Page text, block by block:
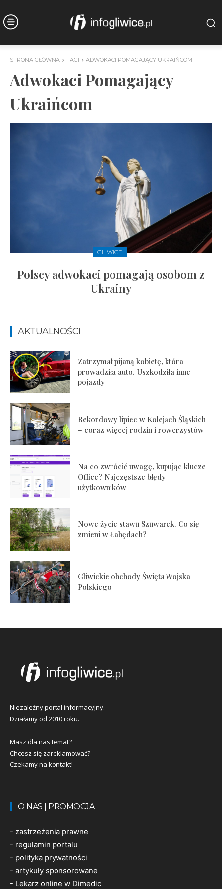
STRONA GŁÓWNA TAGI ADWOKACI POMAGAJĄCY UKRAIŃCOM
Adwokaci Pomagający
Ukraińcom
GLIWICE
Polscy adwokaci pomagają osobom z
Ukrainy
AKTUALNOŚCI
Zatrzymał pijaną kobietę, która
prowadziła auto. Uszkodziła inne
pojazdy
Rekordowy lipiec w Kolejach Śląskich
– coraz więcej rodzin i rowerzystów
Na co zwrócić uwagę, kupując klucze
Office? Najczęstsze błędy
użytkowników
Nowe życie stawu Szuwarek. Co się
zmieni w Łabędach?
Gliwickie obchody Święta Wojska
Polskiego
Niezależny portal informacyjny.
Działamy od 2010 roku.
Masz dla nas temat?
Chcesz się zareklamować?
Czekamy na kontakt!
O NAS | PROMOCJA
- zastrzeżenia prawne
- regulamin portalu
- polityka prywatności
- artykuły sponsorowane
- Lekarz online w Dimedic